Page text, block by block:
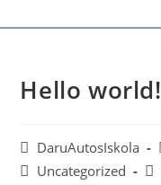
Hello world!
DaruAutosIskola
Uncategorized